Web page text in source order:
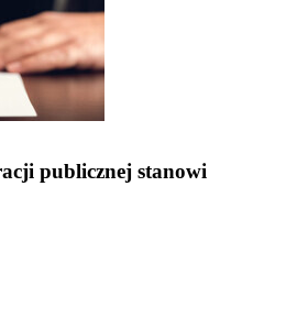
publicznej stanowi